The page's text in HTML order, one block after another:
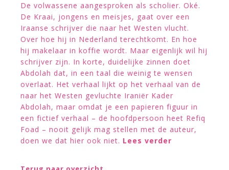
De volwassene aangesproken als scholier. Oké.
De Kraai, jongens en meisjes, gaat over een
Iraanse schrijver die naar het Westen vlucht.
Over hoe hij in Nederland terechtkomt. En hoe
hij makelaar in koffie wordt. Maar eigenlijk wil hij
schrijver zijn. In korte, duidelijke zinnen doet
Abdolah dat, in een taal die weinig te wensen
overlaat. Het verhaal lijkt op het verhaal van de
naar het Westen gevluchte Iraniër Kader
Abdolah, maar omdat je een papieren figuur in
een fictief verhaal – de hoofdpersoon heet Refiq
Foad – nooit gelijk mag stellen met de auteur,
doen we dat hier ook niet. Lees verder